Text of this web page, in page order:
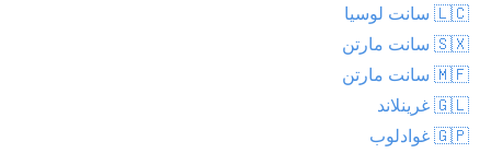
🇱🇨 سانت لوسيا
🇸🇽 سانت مارتن
🇲🇫 سانت مارتن
🇬🇱 غرينلاند
🇬🇵 غوادلوب